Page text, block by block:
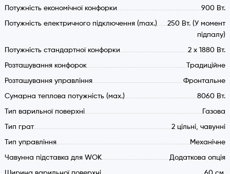
Потужність економічної конфорки 900 Вт.
Потужність електричного підключення (max.)
250 Вт. (У момент
підпалу)
Потужність стандартної конфорки 2 х 1880 Вт.
Розташування конфорок Традиційне
Розташування управління Фронтальне
Сумарна теплова потужність (мах.) 8060 Вт.
Тип варильної поверхні Газова
Тип грат 2 цільні, чавунні
Тип управління Механічне
Чавунна підставка для WOK Додаткова опція